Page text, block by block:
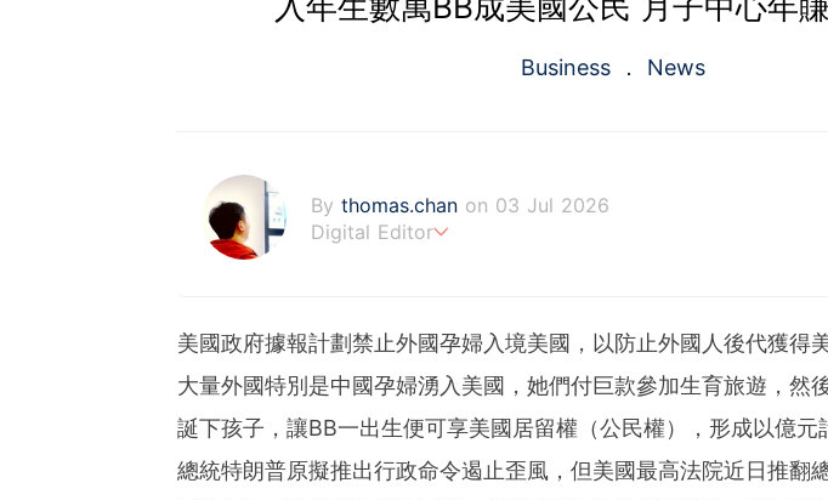
Business News
By thomas.chan on 03 Jul 2026
Digital Editor
美國政府據報計劃禁止外國孕婦入境美國，以防止外國人後代獲得
大量外國特別是中國孕婦湧入美國，她們付巨款參加生育旅遊，然
誕下孩子，讓BB一出生便可享美國居留權（公民權），形成以億元
總統特朗普原擬推出行政命令遏止歪風，但美國最高法院近日推翻